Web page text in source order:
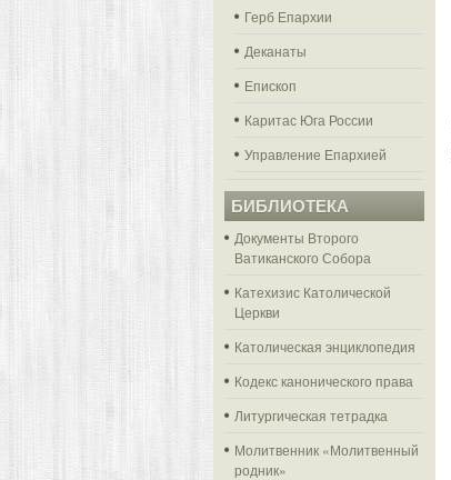
Герб Епархии
Деканаты
Епископ
Каритас Юга России
Управление Епархией
БИБЛИОТЕКА
Документы Второго
Ватиканского Собора
Катехизис Католической
Церкви
Католическая энциклопедия
Кодекс канонического права
Литургическая тетрадка
Молитвенник «Молитвенный
родник»